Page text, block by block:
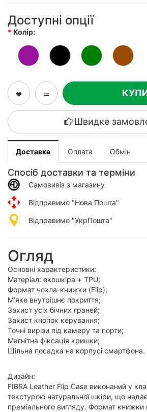
Доступні опції
Колір:
Швидке
Доставка Оплата Обмін
Спосіб доставки та терміни
Самовивіз з магазину
Відправимо "Нова Пошта"
Відправимо "УкрПошта"
Огляд
Основні характеристики:
Матеріал: екошкіра + TPU;
Формат чохла-книжки (Flip);
М’яке внутрішнє покриття;
Захист усіх бічних граней;
Захист кнопок керування;
Точні вирізи під камеру та порти;
Магнітна фіксація кришки;
Щільна посадка на корпусі смартфона.
Дизайн:
FIBRA Leather Flip Case виконаний у
текстурою натуральної шкіри, що
преміального вигляду. Формат книжки